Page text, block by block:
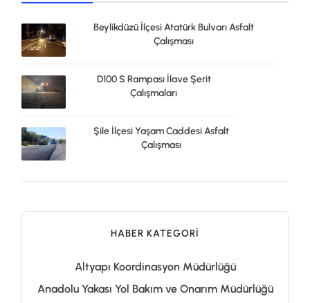
Beylikdüzü İlçesi Atatürk Bulvarı Asfalt
Çalışması
D100 S Rampası İlave Şerit
Çalışmaları
Şile İlçesi Yaşam Caddesi Asfalt
Çalışması
HABER KATEGORI
Altyapı Koordinasyon Müdürlüğü
Anadolu Yakası Yol Bakım ve Onarım Müdürlüğü